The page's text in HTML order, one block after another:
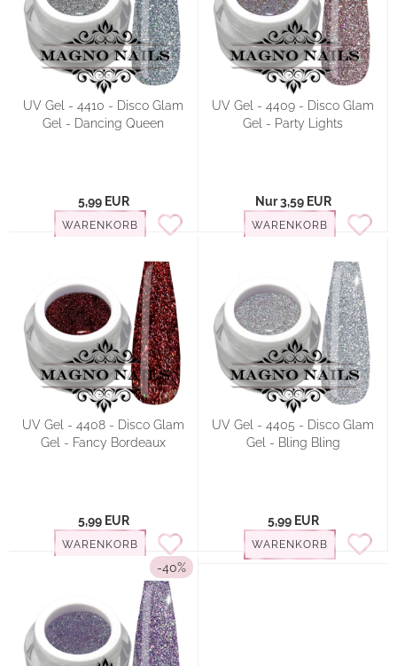
UV Gel - 4410 - Disco Glam
Gel - Dancing Queen
5,99 EUR
WARENKORB
UV Gel - 4409 - Disco Glam
Gel - Party Lights
Nur 3,59 EUR
WARENKORB
UV Gel - 4408 - Disco Glam
Gel - Fancy Bordeaux
5,99 EUR
WARENKORB
UV Gel - 4405 - Disco Glam
Gel - Bling Bling
5,99 EUR
WARENKORB
-40%